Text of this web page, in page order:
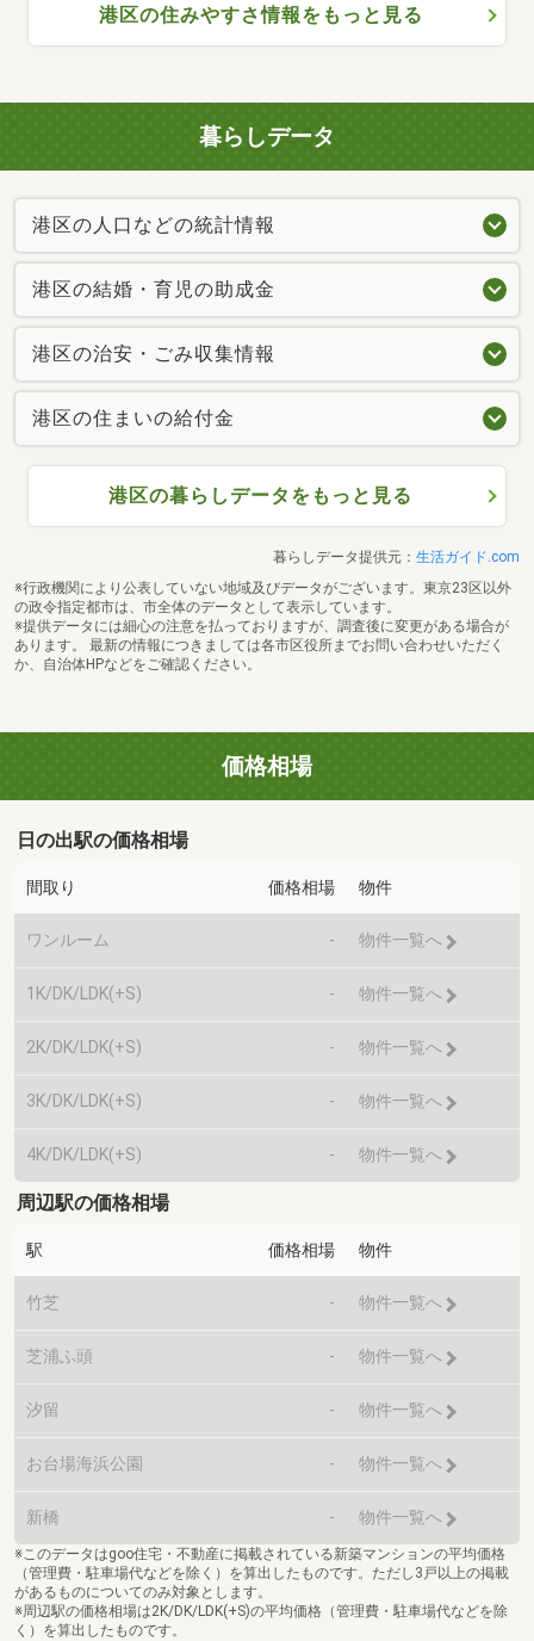
港区の住みやすさ情報をもっと見る
暮らしデータ
港区の人口などの統計情報
港区の結婚・育児の助成金
港区の治安・ごみ収集情報
港区の住まいの給付金
港区の暮らしデータをもっと見る
暮らしデータ提供元： 生活ガイド.com
※行政機関により公表していない地域及びデータがございます。東京23区以外
の政令指定都市は、市全体のデータとして表示しています。
※提供データには細心の注意を払っておりますが、調査後に変更がある場合が
あります。 最新の情報につきましては各市区役所までお問い合わせいただく
か、自治体HPなどをご確認ください。
価格相場
日の出駅の価格相場
間取り 価格相場 物件
ワンルーム - 物件一覧へ
1K/DK/LDK(+S) - 物件一覧へ
2K/DK/LDK(+S) - 物件一覧へ
3K/DK/LDK(+S) - 物件一覧へ
4K/DK/LDK(+S) - 物件一覧へ
周辺駅の価格相場
駅 価格相場 物件
竹芝 - 物件一覧へ
芝浦ふ頭 - 物件一覧へ
汐留 - 物件一覧へ
お台場海浜公園 - 物件一覧へ
新橋 - 物件一覧へ
※このデータはgoo住宅・不動産に掲載されている新築マンションの平均価格
（管理費・駐車場代などを除く）を算出したものです。ただし3戸以上の掲載
があるものについてのみ対象とします。
※周辺駅の価格相場は2K/DK/LDK(+S)の平均価格（管理費・駐車場代などを除
く）を算出したものです。